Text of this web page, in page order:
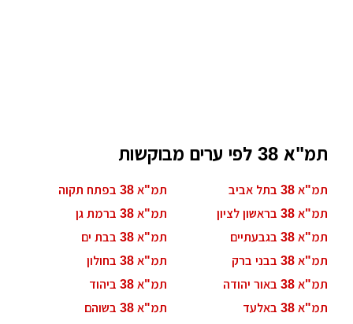
תמ"א 38 לפי ערים מבוקשות
תמ"א 38 בתל אביב
תמ"א 38 בפתח תקוה
תמ"א 38 בראשון לציון
תמ"א 38 ברמת גן
תמ"א 38 בגבעתיים
תמ"א 38 בבת ים
תמ"א 38 בבני ברק
תמ"א 38 בחולון
תמ"א 38 באור יהודה
תמ"א 38 ביהוד
תמ"א 38 באלעד
תמ"א 38 בשוהם